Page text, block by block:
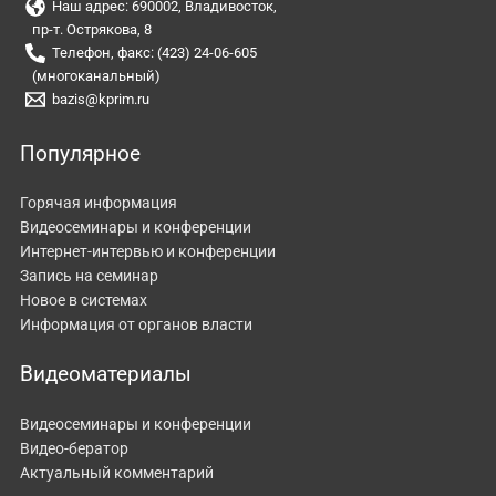
Наш адрес: 690002, Владивосток,
пр-т. Острякова, 8
Телефон, факс: (423) 24-06-605
(многоканальный)
bazis@kprim.ru
Популярное
Горячая информация
Видеосеминары и конференции
Интернет-интервью и конференции
Запись на семинар
Новое в системах
Информация от органов власти
Видеоматериалы
Видеосеминары и конференции
Видео-бератор
Актуальный комментарий